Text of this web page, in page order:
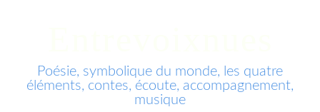
Poésie, symbolique du monde, les quatre
éléments, contes, écoute, accompagnement,
musique